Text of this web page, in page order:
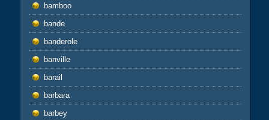
bamboo
bande
banderole
banville
barail
barbara
barbey